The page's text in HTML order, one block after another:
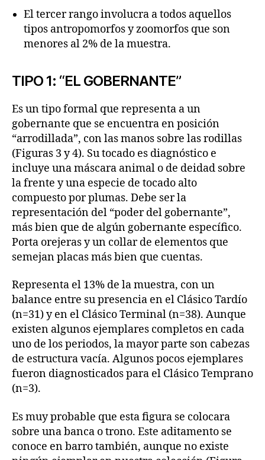
El tercer rango involucra a todos aquellos
tipos antropomorfos y zoomorfos que son
menores al 2% de la muestra.
TIPO 1: “EL GOBERNANTE”
Es un tipo formal que representa a un
gobernante que se encuentra en posición
“arrodillada”, con las manos sobre las rodillas
(Figuras 3 y 4). Su tocado es diagnóstico e
incluye una máscara animal o de deidad sobre
la frente y una especie de tocado alto
compuesto por plumas. Debe ser la
representación del “poder del gobernante”,
más bien que de algún gobernante específico.
Porta orejeras y un collar de elementos que
semejan placas más bien que cuentas.
Representa el 13% de la muestra, con un
balance entre su presencia en el Clásico Tardío
(n=31) y en el Clásico Terminal (n=38). Aunque
existen algunos ejemplares completos en cada
uno de los periodos, la mayor parte son cabezas
de estructura vacía. Algunos pocos ejemplares
fueron diagnosticados para el Clásico Temprano
(n=3).
Es muy probable que esta figura se colocara
sobre una banca o trono. Este aditamento se
conoce en barro también, aunque no existe